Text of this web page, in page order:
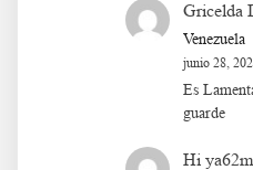
Gricelda
Venezuela
junio 28,
Es
guarde
Hi